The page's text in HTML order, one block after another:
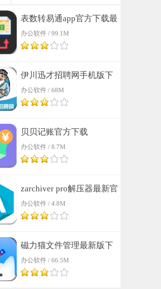
表数转易通app官方下载最
新版本
办公软件 / 99.1M
伊川迅才招聘网手机版下
载
办公软件 / 68M
贝贝记账官方下载
办公软件 / 8.7M
zarchiver pro解压器最新官
方版下载
办公软件 / 4.8M
磁力猫文件管理最新版下
载
办公软件 / 66.5M